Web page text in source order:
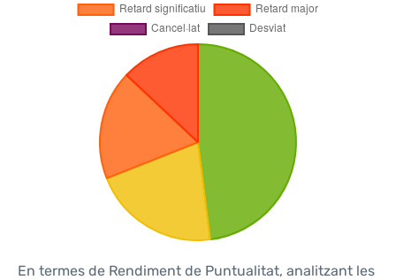
En termes de Rendiment de Puntualitat, analitzant les